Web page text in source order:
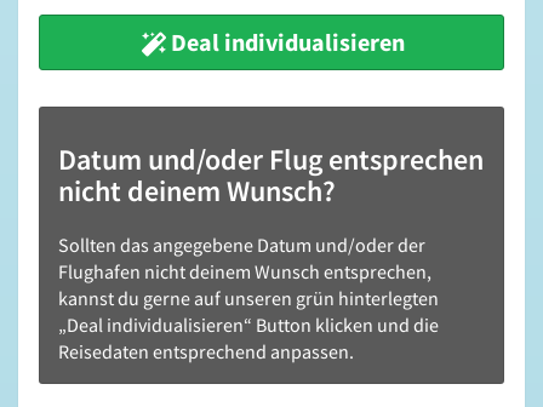
Deal individualisieren
Datum und/oder Flug entsprechen
nicht deinem Wunsch?
Sollten das angegebene Datum und/oder der
Flughafen nicht deinem Wunsch entsprechen,
kannst du gerne auf unseren grün hinterlegten
„Deal individualisieren“ Button klicken und die
Reisedaten entsprechend anpassen.